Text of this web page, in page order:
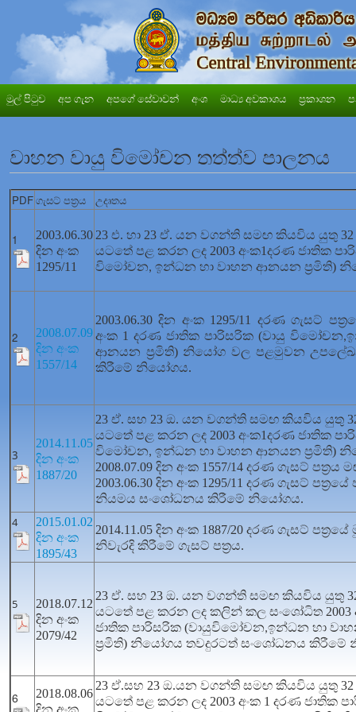
මුල් පිටුව අප ගැන අපගේ සේවාවන් අංශ මාධ්‍ය අවකාශය ප්‍රකාශන
වාහන වායු විමෝචන තත්ත්ව පාලනය
PDFගැසට් පත්‍රය උදෘතය
1
2003.06.30
දින අංක
1295/11
23 එ. හා 23 ඒ. යන වගන්ති සමඟ කියවිය යුතු
යටතේ පළ කරන ලද 2003 අංක1දරණ ජාතික
විමෝචන, ඉන්ධන හා වාහන ආනයන ප්‍රමිති)
2
2008.07.09
දින අංක
1557/14
2003.06.30 දින අංක 1295/11 දරණ ගැසට්
අංක 1 දරණ ජාතික පාරිසරික (වායු විමෝචන,
ආනයන ප්‍රමිති) නියෝග වල පළමුවන
කිරීමේ නියෝගය.
3
2014.11.05
දින අංක
1887/20
23 ඒ. සහ 23 ඔ. යන වගන්ති සමඟ කියවිය යුතු
යටතේ පළ කරන ලද 2003 අංක1දරණ ජාතික
විමෝචන, ඉන්ධන හා වාහන ආනයන ප්‍රමිති)
2008.07.09 දින අංක 1557/14 දරණ ගැසට්
2003.06.30 දින අංක 1295/11 දරණ ගැසට්
නියමය සංශෝධනය කිරීමේ නියෝගය.
4
2015.01.02
දින අංක
1895/43
2014.11.05 දින අංක 1887/20 දරණ ගැසට්
නිවැරදි කිරීමේ ගැසට් පත්‍රය.
5
2018.07.12
දින අංක
2079/42
23 ඒ. සහ 23 ඔ. යන වගන්ති සමඟ කියවිය යුතු
යටතේ පළ කරන ලද කලින් කල සංශෝධිත 2003
ජාතික පාරිසරික (වායුවිමෝචන,ඉන්ධන හා
ප්‍රමිති) නියෝගය තවදුරටත් සංශෝධනය
6
2018.08.06
දින අංක
23 ඒ.සහ 23 ඔ.යන වගන්ති සමඟ කියවිය යුතු
යටතේ පළ කරන ලද 2003 අංක 1 දරණ ජාතික